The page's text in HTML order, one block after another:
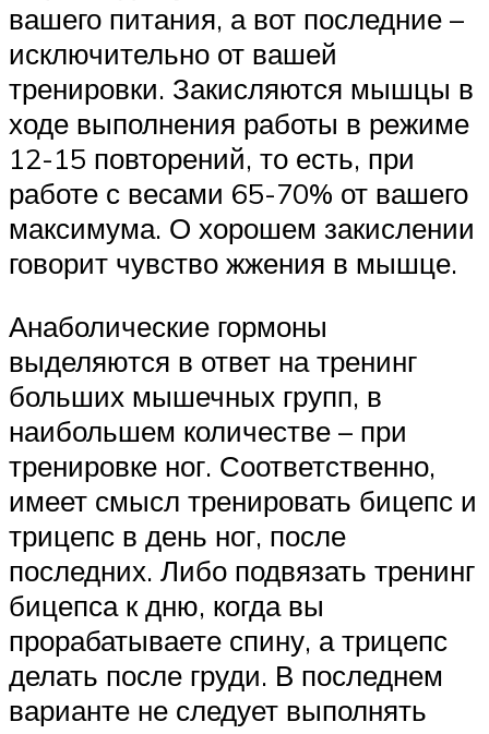
вашего питания, а вот последние –
исключительно от вашей
тренировки. Закисляются мышцы в
ходе выполнения работы в режиме
12-15 повторений, то есть, при
работе с весами 65-70% от вашего
максимума. О хорошем закислении
говорит чувство жжения в мышце.
Анаболические гормоны
выделяются в ответ на тренинг
больших мышечных групп, в
наибольшем количестве – при
тренировке ног. Соответственно,
имеет смысл тренировать бицепс и
трицепс в день ног, после
последних. Либо подвязать тренинг
бицепса к дню, когда вы
прорабатываете спину, а трицепс
делать после груди. В последнем
варианте не следует выполнять